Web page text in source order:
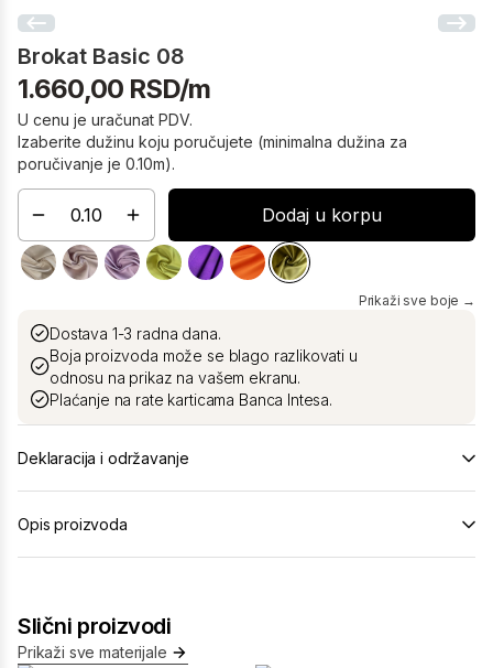
Brokat Basic 08
1.660,00 RSD/m
U cenu je uračunat PDV.
Izaberite dužinu koju poručujete (minimalna dužina za
poručivanje je 0.10m).
Dodaj u korpu
Prikaži sve boje →
Dostava 1-3 radna dana.
Boja proizvoda može se blago razlikovati u
odnosu na prikaz na vašem ekranu.
Plaćanje na rate karticama Banca Intesa.
Deklaracija i održavanje
Opis proizvoda
Slični proizvodi
Prikaži sve materijale